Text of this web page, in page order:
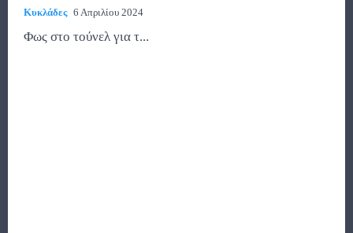
Κυκλάδες 6 Απριλίου 2024
Φως στο τούνελ για τ...